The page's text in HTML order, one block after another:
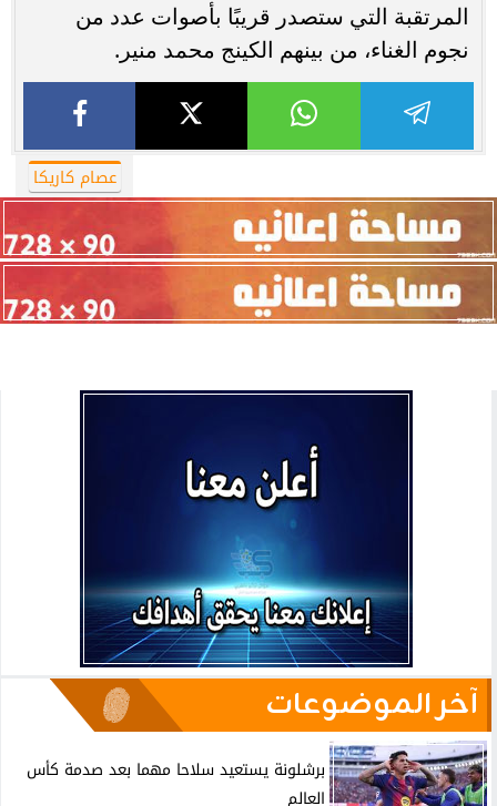
المرتقبة التي ستصدر قريبًا بأصوات عدد من
نجوم الغناء، من بينهم الكينج محمد منير.
عصام كاريكا
آخر الموضوعات
برشلونة يستعيد سلاحا مهما بعد صدمة كأس
العالم